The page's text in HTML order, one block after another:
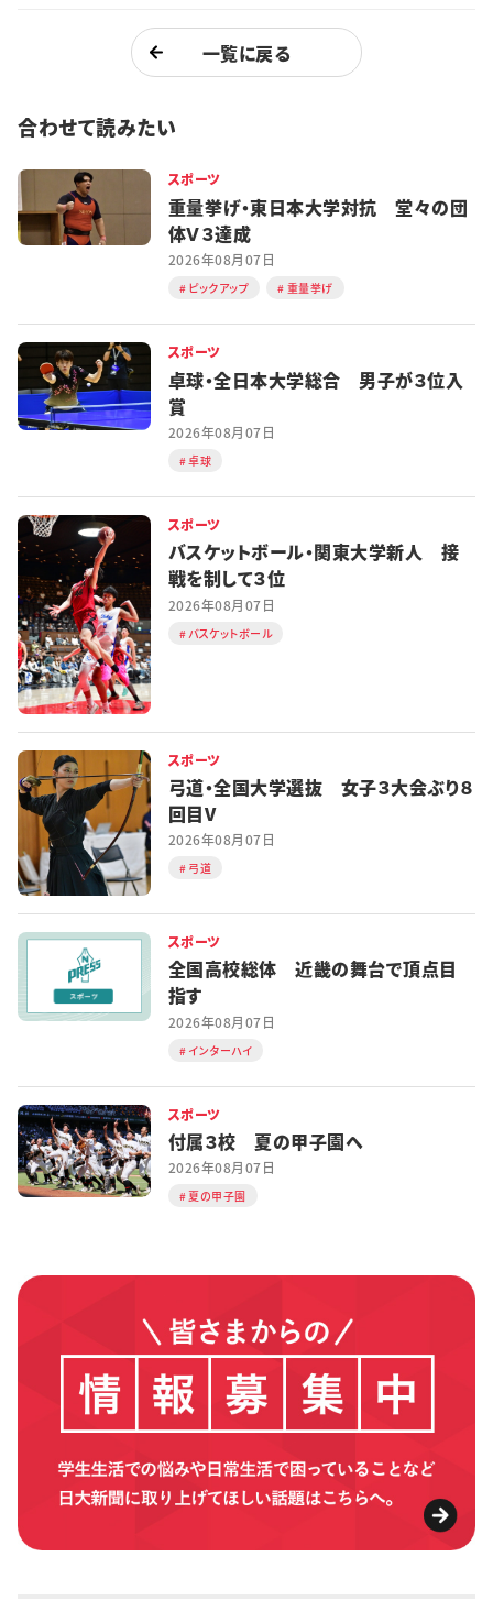
一覧に戻る
合わせて読みたい
スポーツ
重量挙げ・東日本大学対抗 堂々の団
体Ｖ３達成
2026年08月07日
ピックアップ 重量挙げ
スポーツ
卓球・全日本大学総合 男子が３位入
賞
2026年08月07日
卓球
スポーツ
バスケットボール・関東大学新人 接
戦を制して３位
2026年08月07日
バスケットボール
スポーツ
弓道・全国大学選抜 女子３大会ぶり８
回目V
2026年08月07日
弓道
スポーツ
全国高校総体 近畿の舞台で頂点目
指す
2026年08月07日
インターハイ
スポーツ
付属３校 夏の甲子園へ
2026年08月07日
夏の甲子園